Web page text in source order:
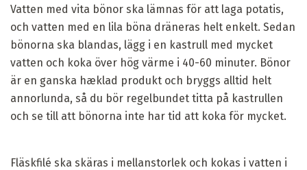
Vatten med vita bönor ska lämnas för att laga potatis,
och vatten med en lila böna dräneras helt enkelt. Sedan
bönorna ska blandas, lägg i en kastrull med mycket
vatten och koka över hög värme i 40-60 minuter. Bönor
är en ganska hæklad produkt och bryggs alltid helt
annorlunda, så du bör regelbundet titta på kastrullen
och se till att bönorna inte har tid att koka för mycket.
Fläskfilé ska skäras i mellanstorlek och kokas i vatten i